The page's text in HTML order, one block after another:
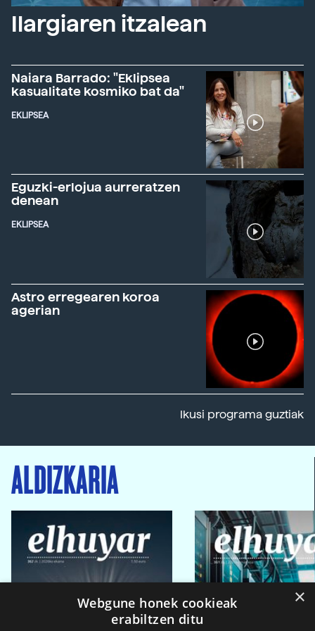
Ilargiaren itzalean
Naiara Barrado: "Eklipsea
kasualitate kosmiko bat da"
EKLIPSEA
Eguzki-erlojua aurreratzen
denean
EKLIPSEA
Astro erregearen koroa
agerian
Ikusi programa guztiak
ALDIZKARIA
×
Webgune honek cookieak
erabiltzen ditu